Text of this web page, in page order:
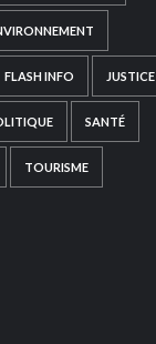
FLASH INFO JUSTICE
SANTÉ
TOURISME